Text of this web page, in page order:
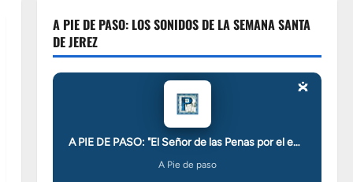
A PIE DE PASO: LOS SONIDOS DE LA SEMANA SANTA
DE JEREZ